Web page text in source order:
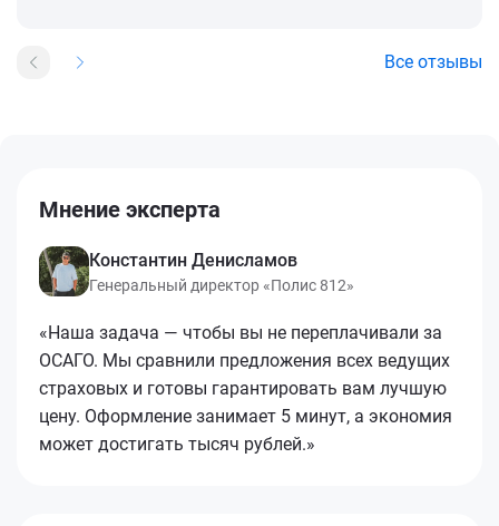
Все отзывы
Мнение эксперта
Константин Денисламов
Генеральный директор «Полис 812»
«Наша задача — чтобы вы не переплачивали за
ОСАГО. Мы сравнили предложения всех ведущих
страховых и готовы гарантировать вам лучшую
цену. Оформление занимает 5 минут, а экономия
может достигать тысяч рублей.»